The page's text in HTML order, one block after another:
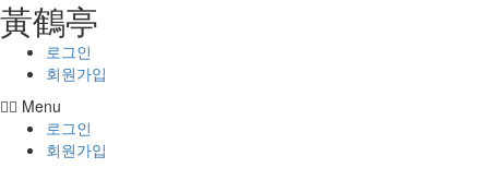
콘텐츠로
건너뛰기
⿈鶴亭
로그인
회원가입
Menu
로그인
회원가입